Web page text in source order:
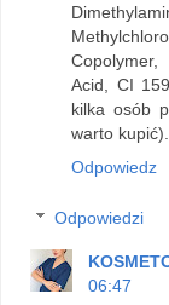
Acid, CI
kilka osób
warto kupić).
Odpowiedz
Odpowiedzi
06:47